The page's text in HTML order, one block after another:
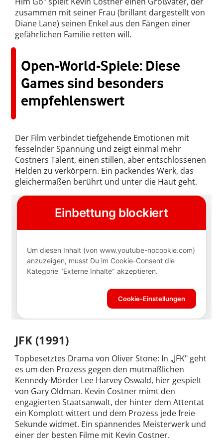
zusammen mit seiner Frau (brillant dargestellt von
Diane Lane) seinen Enkel aus den Fängen einer
gefährlichen Familie retten will.
Open-World-Spiele: Diese
Games sind besonders
empfehlenswert
Der Film verbindet tiefgehende Emotionen mit
fesselnder Spannung und zeigt einmal mehr
Costners Talent, einen stillen, aber entschlossenen
Helden zu verkörpern. Ein packendes Werk, das
gleichermaßen berührt und unter die Haut geht.
JFK (1991)
Topbesetztes Drama von Oliver Stone: In „JFK" geht
es um den Prozess gegen den mutmaßlichen
Kennedy-Mörder Lee Harvey Oswald, hier gespielt
von Gary Oldman. Kevin Costner mimt den
engagierten Staatsanwalt, der hinter dem Attentat
ein Komplott wittert und dem Prozess jede freie
Sekunde widmet. Ein spannendes Meisterwerk und
einer der besten Filme mit Kevin Costner.